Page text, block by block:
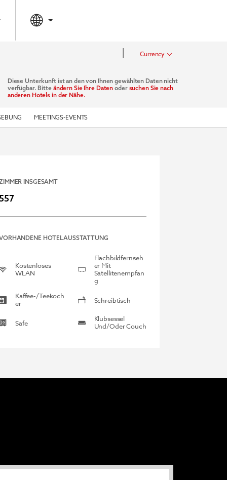
| Currency
Diese Unterkunft ist an den von Ihnen gewählten Daten nicht
verfügbar. Bitte ändern Sie Ihre Daten oder suchen Sie nach
anderen Hotels in der Nähe.
MEETINGS-EVENTS
INSGESAMT
HOTELAUSSTATTUNG
Kostenloses
WLAN
Flachbildfernseh
Er Mit
Satellitenempfan
G
Kaffee-/Teekoch
Er
Schreibtisch
Safe
Klubsessel
Und/oder Couch